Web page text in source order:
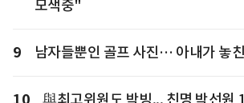
모색중"
9 남자들뿐인 골프 사진… 아내가 놓